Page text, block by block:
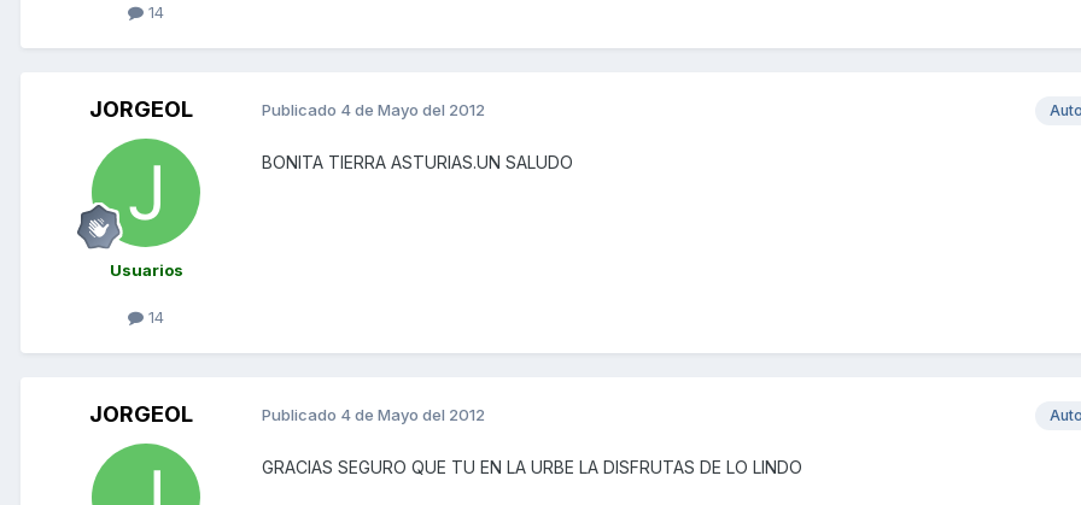
14
JORGEOL
Usuarios
14
Publicado 4 de Mayo del 2012
BONITA TIERRA ASTURIAS.UN SALUDO
JORGEOL Publicado 4 de Mayo del 2012
GRACIAS SEGURO QUE TU EN LA URBE LA DISFRUTAS DE LO LINDO